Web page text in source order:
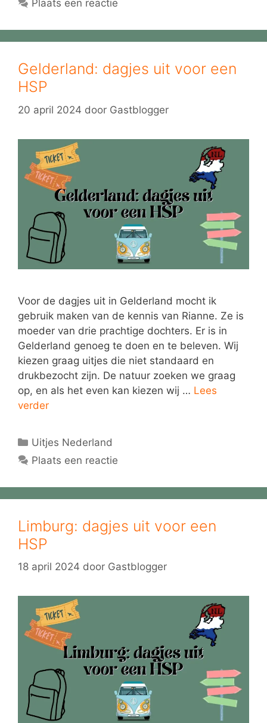
Plaats een reactie
Gelderland: dagjes uit voor een
HSP
20 april 2024 door Gastblogger
Voor de dagjes uit in Gelderland mocht ik
gebruik maken van de kennis van Rianne. Ze is
moeder van drie prachtige dochters. Er is in
Gelderland genoeg te doen en te beleven. Wij
kiezen graag uitjes die niet standaard en
drukbezocht zijn. De natuur zoeken we graag
op, en als het even kan kiezen wij … Lees
verder
Categorieën
Uitjes Nederland
Plaats een reactie
Limburg: dagjes uit voor een
HSP
18 april 2024 door Gastblogger